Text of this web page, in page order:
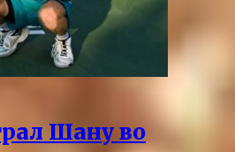
Шану во